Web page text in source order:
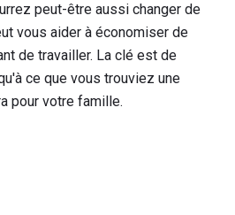
peut-être aussi changer de
vous aider à économiser de
de travailler. La clé est de
ce que vous trouviez une
pour votre famille.